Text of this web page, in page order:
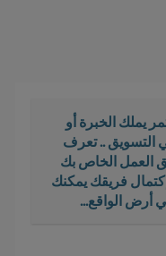
يملك الخبرة أو
التسويق .. تعرف
العمل الخاص بك
فريقك يمكنك
أرض الواقع...